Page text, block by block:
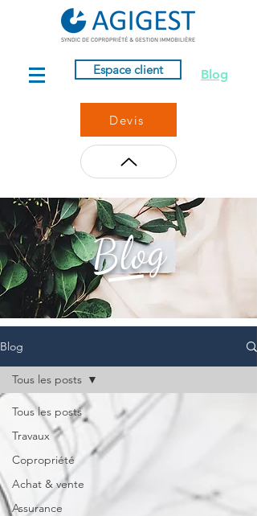
Espace client Blog
Devis
Blog
Blog
Tous les posts
Travaux
Copropriété
Achat & vente
Assurance
Tous les posts